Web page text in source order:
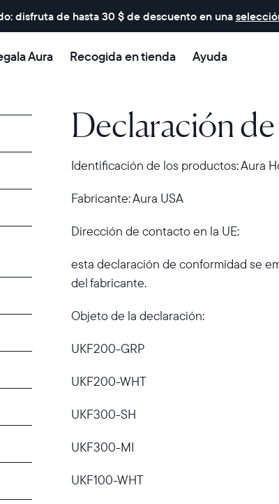
disfruta de hasta 30 $ de descuento en una
Aura Recogida en tienda Ayuda
Declaración
Identificación de los productos: Aura
Fabricante: Aura USA
Dirección de contacto en la UE:
esta declaración de conformidad se
del fabricante.
Objeto de la declaración:
UKF200-GRP
UKF200-WHT
UKF300-SH
UKF300-MI
UKF100-WHT